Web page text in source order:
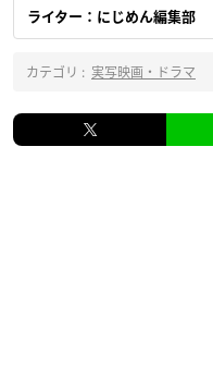
ライター：にじめん編集部
カテゴリ : 実写映画・ドラマ